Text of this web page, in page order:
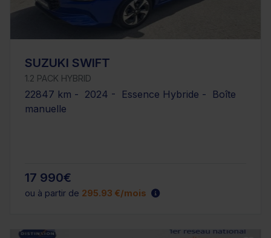
SUZUKI SWIFT
1.2 PACK HYBRID
22847 km - 2024 - Essence Hybride - Boîte
manuelle
17 990€
ou à partir de 295.93 €/mois